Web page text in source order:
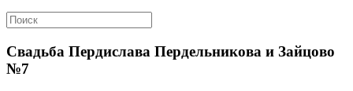
Свадьба Пердислава Пердельникова и Зайцово
№7